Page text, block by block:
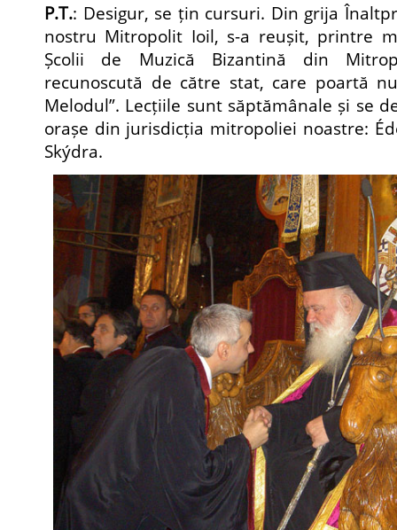
P.T.: Desigur, se țin cursuri. Din grija
nostru Mitropolit Ioil, s-a reușit, printre
Școlii de Muzică Bizantină din
recunoscută de către stat, care poartă
Melodul”. Lecțiile sunt săptămânale și se
orașe din jurisdicția mitropoliei noastre:
Skýdra.